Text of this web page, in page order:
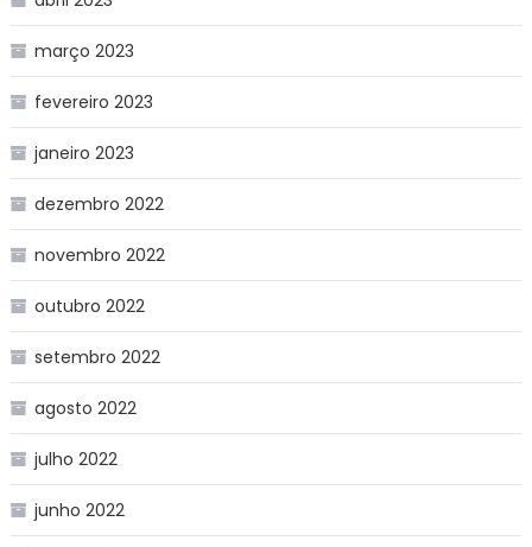
março 2023
fevereiro 2023
janeiro 2023
dezembro 2022
novembro 2022
outubro 2022
setembro 2022
agosto 2022
julho 2022
junho 2022